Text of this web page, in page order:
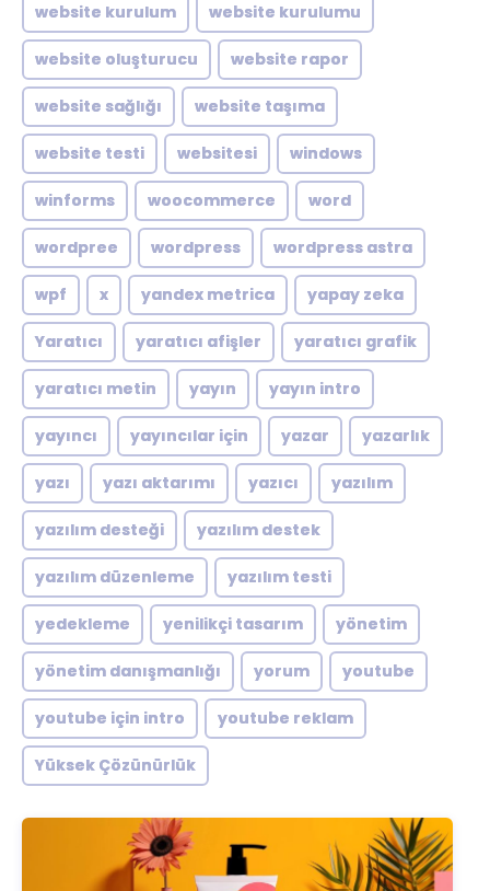
website kurulum website kurulumu
website oluşturucu website rapor
website sağlığı website taşıma
website testi websitesi windows
winforms woocommerce word
wordpree wordpress wordpress astra
wpf x yandex metrica yapay zeka
Yaratıcı yaratıcı afişler yaratıcı grafik
yaratıcı metin yayın yayın intro
yayıncı yayıncılar için yazar yazarlık
yazı yazı aktarımı yazıcı yazılım
yazılım desteği yazılım destek
yazılım düzenleme yazılım testi
yedekleme yenilikçi tasarım yönetim
yönetim danışmanlığı yorum youtube
youtube için intro youtube reklam
Yüksek Çözünürlük